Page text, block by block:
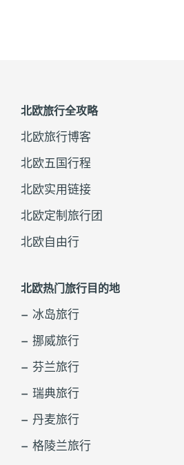
北欧旅行全攻略
北欧旅行博客
北欧五国行程
北欧实用链接
北欧定制旅行团
北欧自由行
北欧热门旅行目的地
– 冰岛旅行
– 挪威旅行
– 芬兰旅行
– 瑞典旅行
– 丹麦旅行
– 格陵兰旅行